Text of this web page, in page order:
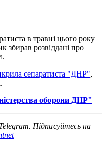
в травні цього року
збирав розвіддані про
сепаратиста "ДНР",
оборони ДНР"
Підписуйтесь на